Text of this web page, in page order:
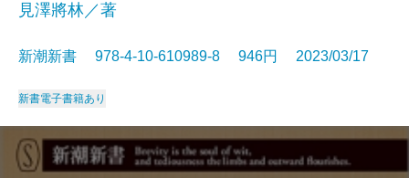
見澤將林／著
新潮新書 978-4-10-610989-8 946円 2023/03/17
新書電子書籍あり